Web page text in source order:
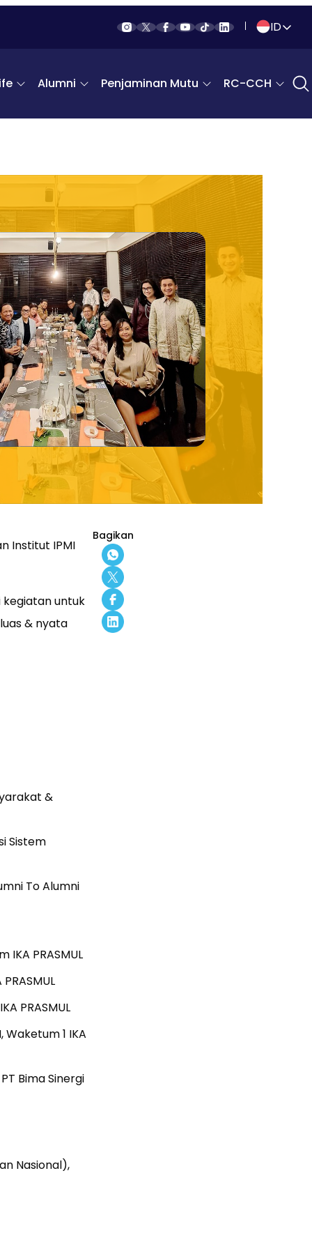
ID
Alumni Penjaminan Mutu RC-CCH
Institut IPMI
untuk
& nyata
&
Sistem
To Alumni
IKA PRASMUL
PRASMUL
Waketum 1 IKA
Bima Sinergi
Nasional),
Bagikan